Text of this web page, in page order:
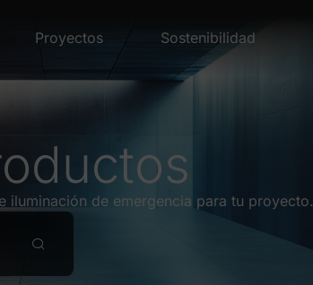
Proyectos Sostenibilidad
iluminación de emergencia para tu proyecto.